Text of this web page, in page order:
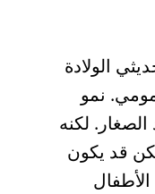
الولادة
نمو
الصغار. لكنه
، ولكن قد يكون